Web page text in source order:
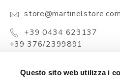
Questo sito web utilizza i
store@martinelstore.com
+39 0434 623137
+39 376/2399891